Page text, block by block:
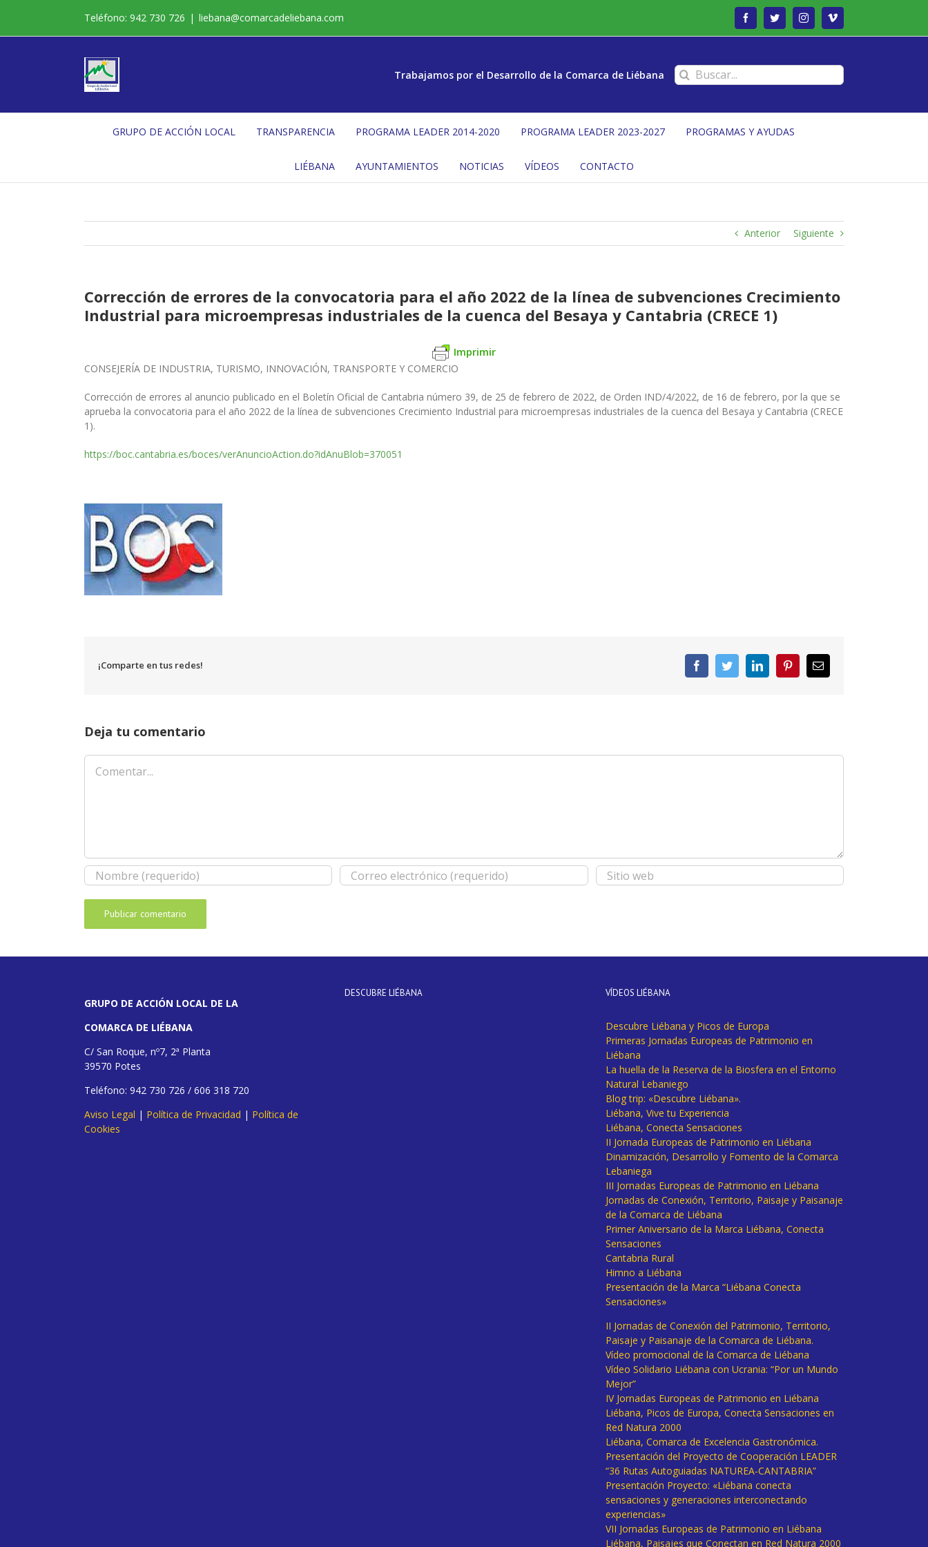
contenido
Teléfono: 942 730 726 | liebana@comarcadeliebana.com FacebookTwitterInstagramVimeo
Trabajamos por el Desarrollo de la Comarca de Liébana Buscar:
GRUPO DE ACCIÓN LOCAL TRANSPARENCIA PROGRAMA LEADER 2014-2020 PROGRAMA LEADER 2023-2027 PROGRAMAS Y AYUDAS
LIÉBANA AYUNTAMIENTOS NOTICIAS VÍDEOS CONTACTO
Anterior Siguiente
Corrección de errores de la convocatoria para el año 2022 de la línea de subvenciones Crecimiento
Industrial para microempresas industriales de la cuenca del Besaya y Cantabria (CRECE 1)
Imprimir
CONSEJERÍA DE INDUSTRIA, TURISMO, INNOVACIÓN, TRANSPORTE Y COMERCIO
Corrección de errores al anuncio publicado en el Boletín Oficial de Cantabria número 39, de 25 de febrero de 2022, de Orden IND/4/2022, de 16 de febrero, por la que se
aprueba la convocatoria para el año 2022 de la línea de subvenciones Crecimiento Industrial para microempresas industriales de la cuenca del Besaya y Cantabria (CRECE
1).
https://boc.cantabria.es/boces/verAnuncioAction.do?idAnuBlob=370051
¡Comparte en tus redes! FacebookTwitterLinkedInPinterestCorreo
electrónico
Deja tu comentario
Comentar
GRUPO DE ACCIÓN LOCAL DE LA
COMARCA DE LIÉBANA
C/ San Roque, nº7, 2ª Planta
39570 Potes
Teléfono: 942 730 726 / 606 318 720
Aviso Legal | Política de Privacidad | Política de
Cookies
DESCUBRE LIÉBANA VÍDEOS LIÉBANA
Descubre Liébana y Picos de Europa
Primeras Jornadas Europeas de Patrimonio en
Liébana
La huella de la Reserva de la Biosfera en el Entorno
Natural Lebaniego
Blog trip: «Descubre Liébana».
Liébana, Vive tu Experiencia
Liébana, Conecta Sensaciones
II Jornada Europeas de Patrimonio en Liébana
Dinamización, Desarrollo y Fomento de la Comarca
Lebaniega
III Jornadas Europeas de Patrimonio en Liébana
Jornadas de Conexión, Territorio, Paisaje y Paisanaje
de la Comarca de Liébana
Primer Aniversario de la Marca Liébana, Conecta
Sensaciones
Cantabria Rural
Himno a Liébana
Presentación de la Marca “Liébana Conecta
Sensaciones»
II Jornadas de Conexión del Patrimonio, Territorio,
Paisaje y Paisanaje de la Comarca de Liébana.
Vídeo promocional de la Comarca de Liébana
Vídeo Solidario Liébana con Ucrania: “Por un Mundo
Mejor”
IV Jornadas Europeas de Patrimonio en Liébana
Liébana, Picos de Europa, Conecta Sensaciones en
Red Natura 2000
Liébana, Comarca de Excelencia Gastronómica.
Presentación del Proyecto de Cooperación LEADER
“36 Rutas Autoguiadas NATUREA-CANTABRIA”
Presentación Proyecto: «Liébana conecta
sensaciones y generaciones interconectando
experiencias»
VII Jornadas Europeas de Patrimonio en Liébana
Liébana, Paisajes que Conectan en Red Natura 2000